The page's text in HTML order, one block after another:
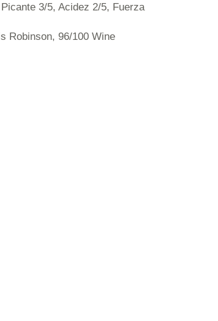
3/5, Acidez 2/5, Fuerza
Robinson, 96/100 Wine